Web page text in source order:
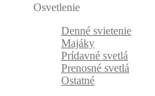
Osvetlenie
Denné svietenie
Majáky
Prídavné svetlá
Prenosné svetlá
Ostatné